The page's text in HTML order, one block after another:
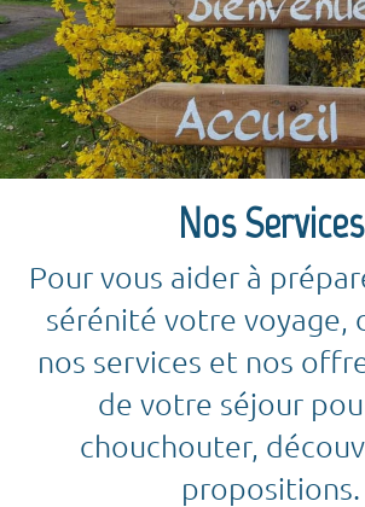
Nos Services
Pour vous aider à
sérénité votre voyage,
nos services et nos
de votre séjour
chouchouter,
propositions.